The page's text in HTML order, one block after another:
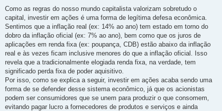
Como as regras do nosso mundo capitalista valorizam sobretudo o
capital, investir em ações é uma forma de legítima defesa econômica.
Sentimos que a inflação real (ex: 14% ao ano) tem estado em torno do
dobro da inflação oficial (ex: 7% ao ano), bem como que os juros de
aplicações em renda fixa (ex: poupança, CDB) estão abaixo da inflação
real e às vezes ficam inclusive menores do que a inflação oficial. Isso
revela que a tradicionalmente elogiada renda fixa, na verdade, tem
significado perda fixa de poder aquisitivo.
Por isso, como se explica a seguir, investir em ações acaba sendo uma
forma de se defender desse sistema econômico, já que os acionistas
podem ser consumidores que se unem para produzir o que consomem,
evitando pagar lucro a fornecedores de produtos e serviços e ainda